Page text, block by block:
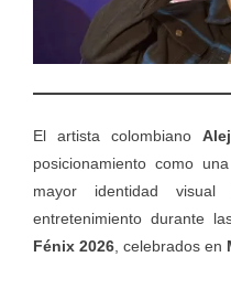
El artista colombiano
posicionamiento como
mayor identidad
entretenimiento durante
Fénix 2026 , celebrados en